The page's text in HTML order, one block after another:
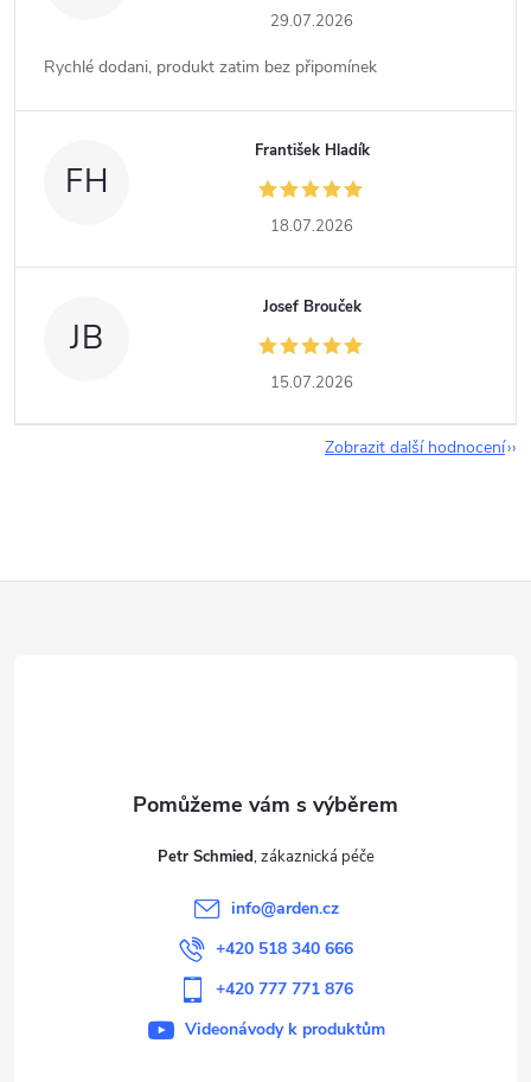
29.07.2026
Rychlé dodani, produkt zatim bez připomínek
FH
František Hladík
18.07.2026
JB
Josef Brouček
15.07.2026
Zobrazit další hodnocení
Petr Schmied
info@arden.cz
+420 518 340 666
+420 777 771 876
Videonávody k produktům